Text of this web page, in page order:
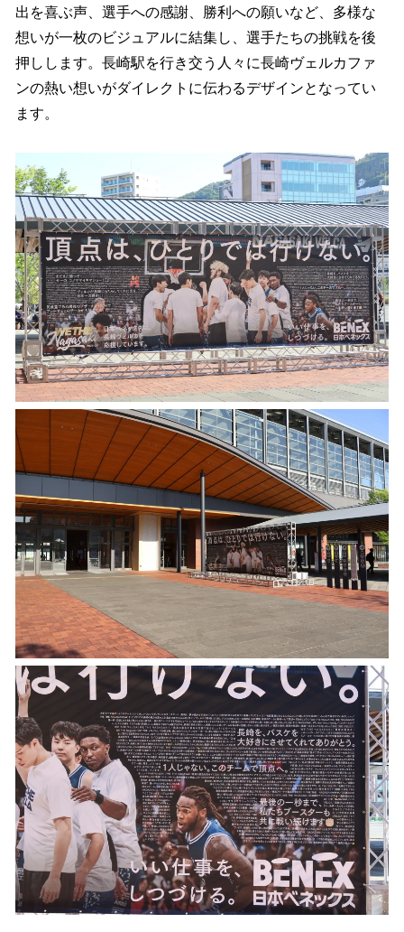
出を喜ぶ声、選手への感謝、勝利への願いなど、多様な
想いが一枚のビジュアルに結集し、選手たちの挑戦を後
押しします。長崎駅を行き交う人々に長崎ヴェルカファ
ンの熱い想いがダイレクトに伝わるデザインとなってい
ます。